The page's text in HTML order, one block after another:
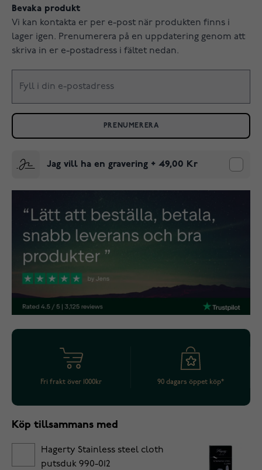
Bevaka produkt
Vi kan kontakta er per e-post när produkten finns i
lager igen. Prenumerera på en uppdatering genom att
skriva in er e-postadress i fältet nedan.
PRENUMERERA
Jag vill ha en gravering + 49,00 Kr
Fri frakt över 1000kr 90 dagars öppet köp*
Köp tillsammans med
Hagerty Stainless steel cloth
putsduk 990-012